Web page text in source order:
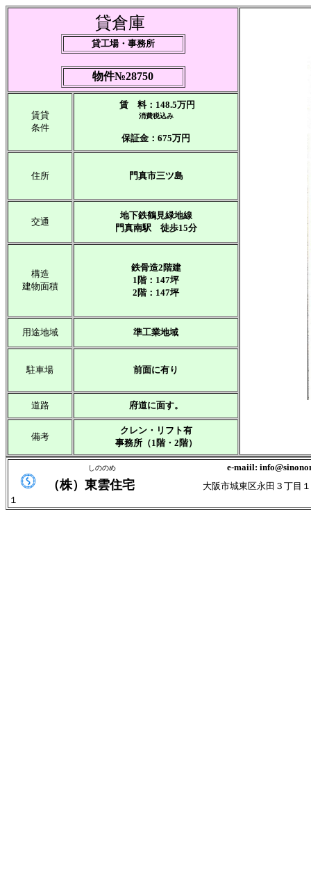
貸倉庫
貸工場・事務所
物件№28750
賃貸
条件
賃 料：148.5万円
消費税込み
保証金：675万円
住所 門真市三ツ島
交通
地下鉄鶴見緑地線
門真南駅 徒歩15分
構造
建物面積
鉄骨造2階建
1階：147坪
2階：147坪
用途地域 準工業地域
駐車場 前面に有り
道路 府道に面す。
備考
クレン・リフト有
事務所（1階・2階）
しののめ e-maiil:
（株）東雲住宅
大阪市城東区永田３丁目
１